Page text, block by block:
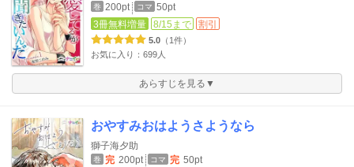
巻 200pt コマ 50pt
3冊無料増量
8/15まで 割引
5.0 （1件）
お気に入り：699人
あらすじを見る▼
おやすみおはようさようなら
獅子海夕助
巻 完 200pt コマ 完 50pt